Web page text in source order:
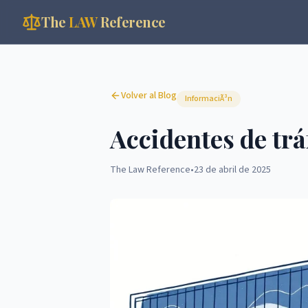
TheLAWReference
Volver al Blog InformaciÃ³n
Accidentes de
The Law Reference•23 de abril de 2025